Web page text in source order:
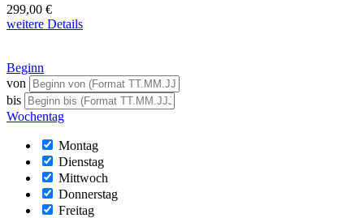
299,00 €
weitere Details
Beginn
von
bis
Wochentag
Montag
Dienstag
Mittwoch
Donnerstag
Freitag